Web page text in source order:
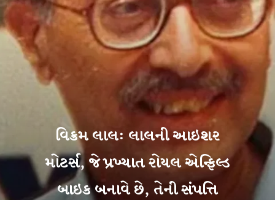
વિક્રમ લાલ: લાલની આઇશર
મોટર્સ, જે પ્રખ્યાત રોયલ એન્ફિલ્ડ
બાઇક બનાવે છે, તેની સંપત્તિ